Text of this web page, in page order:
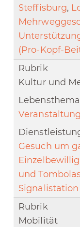
Steffisburg,
(Pro-Kopf-
Kultur und
Gesuch um
und
Mobilität